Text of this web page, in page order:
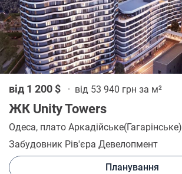
від 1 200 $ · від 53 940 грн за м²
ЖК Unity Towers
Одеса, плато Аркадійське(Гагарінське)
Забудовник Рів'єра Девелопмент
Планування